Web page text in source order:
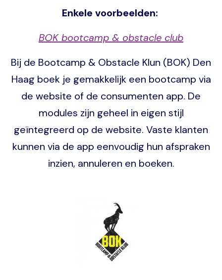
Enkele voorbeelden:
BOK bootcamp & obstacle club
Bij de Bootcamp & Obstacle Klun (BOK) Den
Haag boek je gemakkelijk een bootcamp via
de website of de consumenten app. De
modules zijn geheel in eigen stijl
geïntegreerd op de website. Vaste klanten
kunnen via de app eenvoudig hun afspraken
inzien, annuleren en boeken.